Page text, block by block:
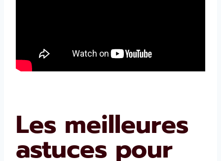
Les meilleures
astuces pour